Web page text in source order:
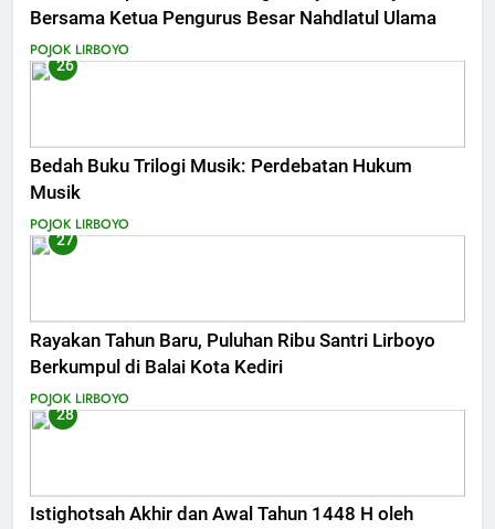
Bersama Ketua Pengurus Besar Nahdlatul Ulama
POJOK LIRBOYO
26
Bedah Buku Trilogi Musik: Perdebatan Hukum
Musik
POJOK LIRBOYO
27
Rayakan Tahun Baru, Puluhan Ribu Santri Lirboyo
Berkumpul di Balai Kota Kediri
POJOK LIRBOYO
28
Istighotsah Akhir dan Awal Tahun 1448 H oleh